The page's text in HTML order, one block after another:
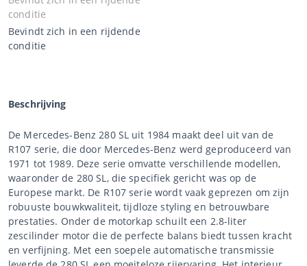
conditie
Bevindt zich in een rijdende
conditie
Beschrijving
De Mercedes-Benz 280 SL uit 1984 maakt deel uit van de
R107 serie, die door Mercedes-Benz werd geproduceerd van
1971 tot 1989. Deze serie omvatte verschillende modellen,
waaronder de 280 SL, die specifiek gericht was op de
Europese markt. De R107 serie wordt vaak geprezen om zijn
robuuste bouwkwaliteit, tijdloze styling en betrouwbare
prestaties. Onder de motorkap schuilt een 2.8-liter
zescilinder motor die de perfecte balans biedt tussen kracht
en verfijning. Met een soepele automatische transmissie